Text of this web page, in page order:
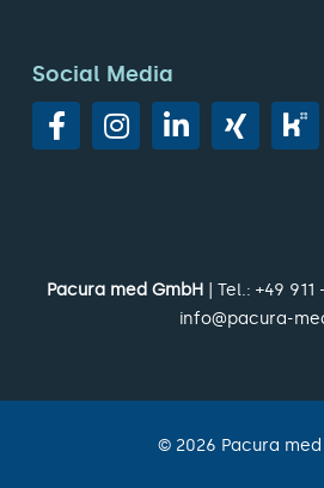
Social Media
Pacura med GmbH | Tel.: +49
info@pacura-
© 2026 Pacura med